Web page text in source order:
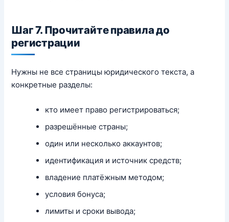
Шаг 7. Прочитайте правила до
регистрации
Нужны не все страницы юридического текста, а
конкретные разделы:
кто имеет право регистрироваться;
разрешённые страны;
один или несколько аккаунтов;
идентификация и источник средств;
владение платёжным методом;
условия бонуса;
лимиты и сроки вывода;